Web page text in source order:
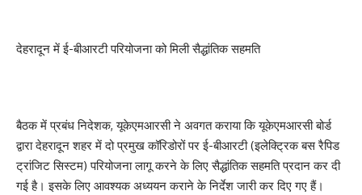
देहरादून में ई-बीआरटी परियोजना को मिली सैद्धांतिक सहमति
बैठक में प्रबंध निदेशक, यूकेएमआरसी ने अवगत कराया कि यूकेएमआरसी बोर्ड
द्वारा देहरादून शहर में दो प्रमुख कॉरिडोरों पर ई-बीआरटी (इलेक्ट्रिक बस रैपिड
ट्रांजिट सिस्टम) परियोजना लागू करने के लिए सैद्धांतिक सहमति प्रदान कर दी
गई है। इसके लिए आवश्यक अध्ययन कराने के निर्देश जारी कर दिए गए हैं।